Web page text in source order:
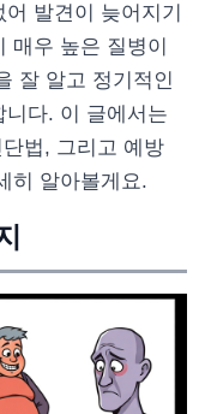
발견이 늦어지기
매우 높은 질병이
잘 알고 정기적인
다. 이 글에서는
법, 그리고 예방
히 알아볼게요.